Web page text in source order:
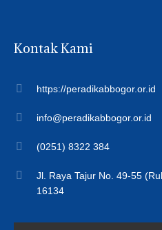
Kontak Kami
https://peradikabbogor.or.id
info@peradikabbogor.or.id
(0251) 8322 384
Jl. Raya Tajur No. 49-55
16134